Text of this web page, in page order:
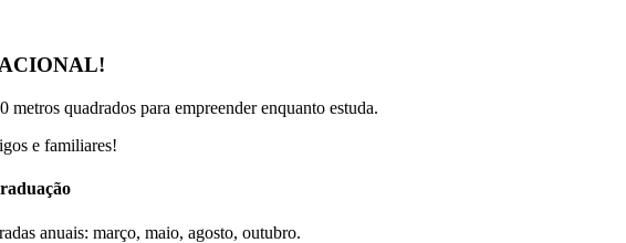
metros quadrados para empreender enquanto estuda.
e familiares!
anuais: março, maio, agosto, outubro.